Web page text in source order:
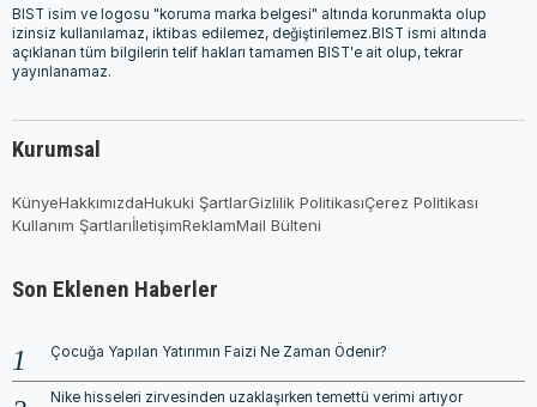
BIST isim ve logosu "koruma marka belgesi" altında korunmakta olup
izinsiz kullanılamaz, iktibas edilemez, değiştirilemez.BIST ismi altında
açıklanan tüm bilgilerin telif hakları tamamen BIST'e ait olup, tekrar
yayınlanamaz.
Kurumsal
KünyeHakkımızdaHukuki ŞartlarGizlilik PolitikasıÇerez Politikası
Kullanım ŞartlarıİletişimReklamMail Bülteni
Son Eklenen Haberler
Çocuğa Yapılan Yatırımın Faizi Ne Zaman Ödenir?
Nike hisseleri zirvesinden uzaklaşırken temettü verimi artıyor